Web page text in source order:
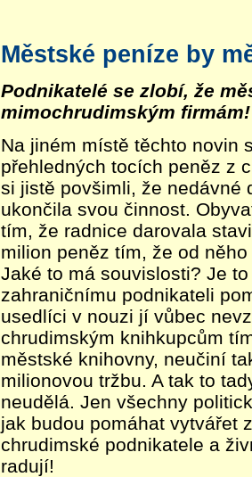
Městské peníze by
Podnikatelé se zlobí, že
mimochrudimským firmám!
Na jiném místě těchto novin
přehledných tocích peněz z
si jistě povšimli, že nedávné
ukončila svou činnost.
tím, že radnice darovala
milion peněz tím, že od
Jaké to má souvislosti? Je
zahraničnímu podnikateli
usedlíci v nouzi jí vůbec
chrudimským knihkupcům
městské knihovny, neučiní
milionovou tržbu. A tak to
neudělá. Jen všechny
jak budou pomáhat vytvářet
chrudimské podnikatele a
radují!